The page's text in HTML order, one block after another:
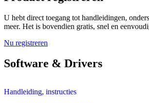
U hebt direct toegang tot handleidingen,
meer. Het is bovendien gratis, snel en
Nu registreren
Software & Drivers
Handleiding, instructies